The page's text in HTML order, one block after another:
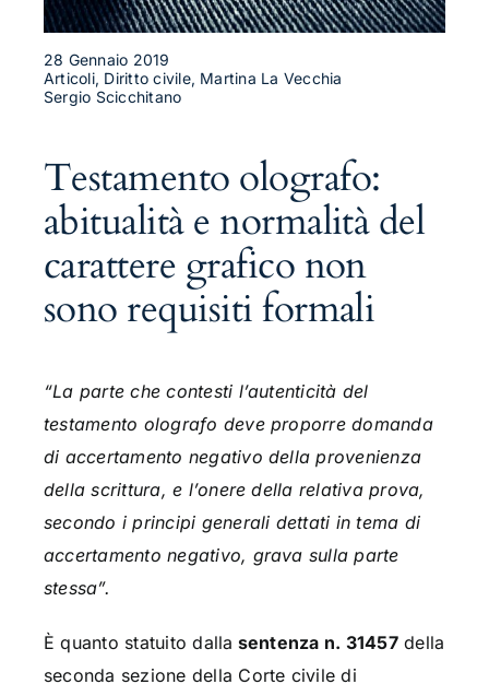
28 Gennaio 2019
Articoli, Diritto civile, Martina La Vecchia
Sergio Scicchitano
Testamento olografo:
abitualità e normalità del
carattere grafico non
sono requisiti formali
“La parte che contesti l’autenticità del
testamento olografo deve proporre domanda
di accertamento negativo della provenienza
della scrittura, e l’onere della relativa prova,
secondo i principi generali dettati in tema di
accertamento negativo, grava sulla parte
stessa”.
È quanto statuito dalla sentenza n. 31457della
seconda sezione della Corte civile di